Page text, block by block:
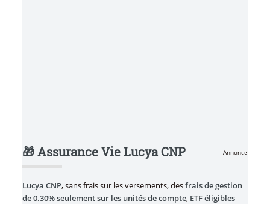
Annonce
🎁 Assurance Vie Lucya CNP
Lucya CNP, sans frais sur les versements, desfrais de gestion
de 0.30% seulement sur les unités de compte, ETF éligibles